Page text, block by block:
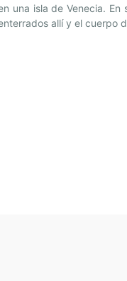
una isla de Venecia.
allí y el cuerpo